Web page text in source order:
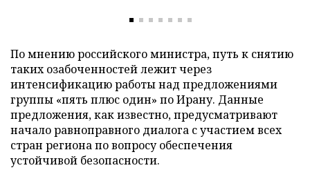
По мнению российского министра, путь к снятию
таких озабоченностей лежит через
интенсификацию работы над предложениями
группы «пять плюс один» по Ирану. Данные
предложения, как известно, предусматривают
начало равноправного диалога с участием всех
стран региона по вопросу обеспечения
устойчивой безопасности.